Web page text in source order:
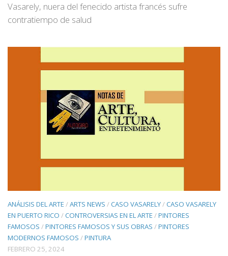
Vasarely, nuera del fenecido artista francés sufre
contratiempo de salud
ANÁLISIS DEL ARTE /ARTS NEWS /CASO VASARELY/CASO VASARELY
EN PUERTO RICO /CONTROVERSIAS EN EL ARTE /PINTORES
FAMOSOS /PINTORES FAMOSOS Y SUS OBRAS /PINTORES
MODERNOS FAMOSOS /PINTURA
FEBRERO 25, 2024